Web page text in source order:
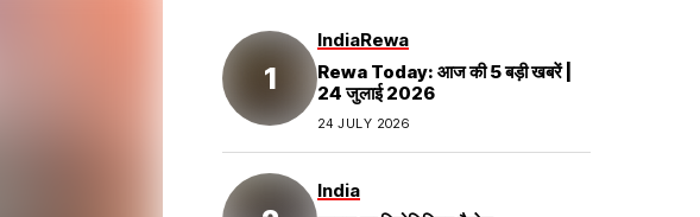
IndiaRewa
Rewa Today: आज की 5 बड़ी खबरें |
24 जुलाई 2026
24 JULY 2026
India